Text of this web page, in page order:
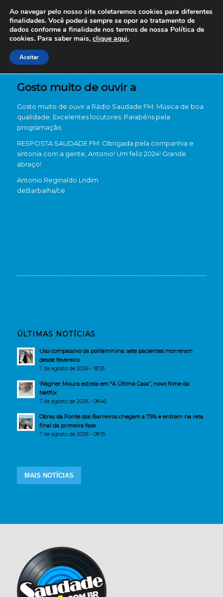
Gosto muito de ouvir a
Gosto muito de ouvir a Rádio Saudade FM. Música de boa
qualidade. Excelentes locutores. Parabéns pela
programação.
RESPOSTA SAUDADE FM: Obrigada pela companhia e
sintonia com a gente, Antonio! Um feliz 2024! Grande
abraço!
Antonio Reginaldo Lndim
deBarbalha/ce
ÚLTIMAS NOTÍCIAS
Uso compassivo da polilaminina: sete pacientes morreram
desde fevereiro
7 de agosto de 2026 - 18:33
Wagner Moura estreia em “A Última Casa”, novo filme da
Netflix
7 de agosto de 2026 - 08:46
Obras da Ponte dos Barreiros chegam a 75% e entram na reta
final da primeira fase
7 de agosto de 2026 - 08:15
MAIS NOTÍCIAS
Ao navegar pelo nosso site coletaremos cookies para diferentes
finalidades. Você poderá sempre se opor ao tratamento de
dados conforme a finalidade nos termos de nossa Política de
cookies. Para saber mais, clique aqui.
Aceitar